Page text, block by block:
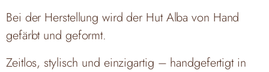
Bei der Herstellung wird der Hut Alba von Hand
gefärbt und geformt.
Zeitlos, stylisch und einzigartig – handgefertigt in